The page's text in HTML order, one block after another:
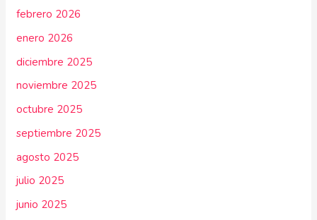
febrero 2026
enero 2026
diciembre 2025
noviembre 2025
octubre 2025
septiembre 2025
agosto 2025
julio 2025
junio 2025